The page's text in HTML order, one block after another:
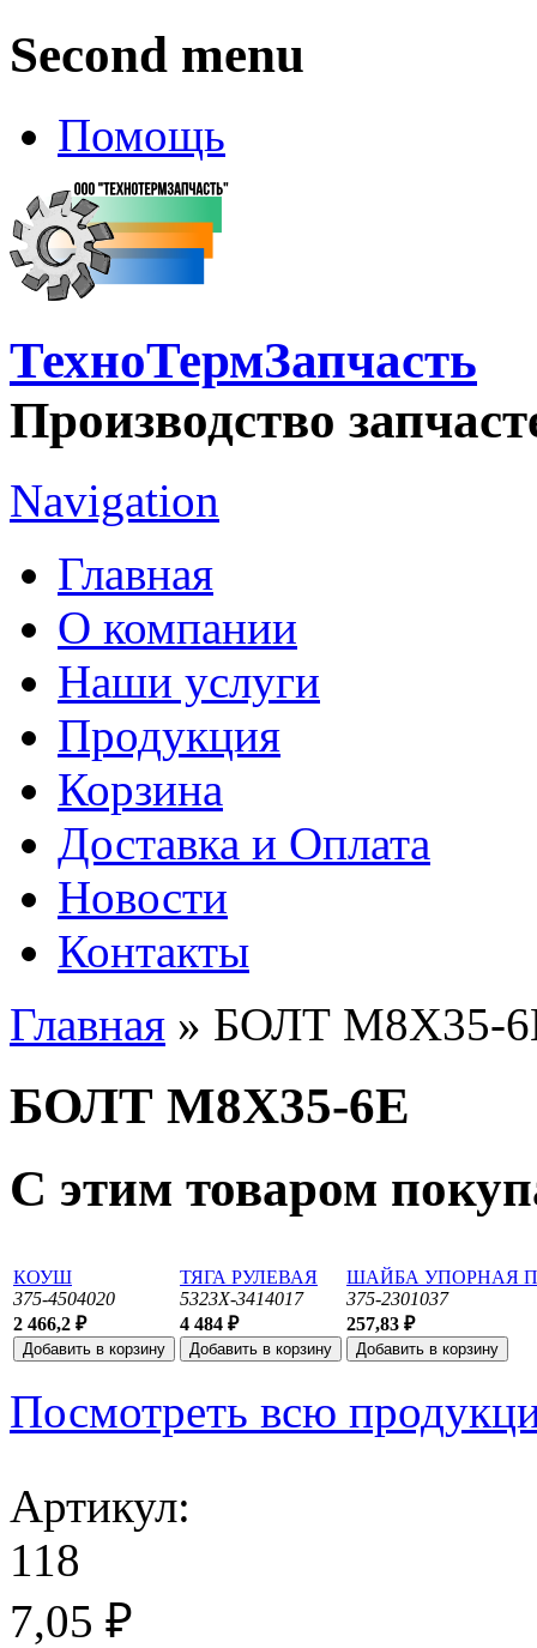
Second menu
Помощь
ТехноТермЗапчасть
Производство
Navigation
Главная
О компании
Наши услуги
Продукция
Корзина
Доставка и Оплата
Новости
Контакты
Вы здесь
Главная » БОЛТ М8Х35-
БОЛТ М8Х35-6Е
С этим товаром
КОУШ
375-4504020
2 466,2 ₽
ТЯГА РУЛЕВАЯ
5323Х-3414017
4 484 ₽
ШАЙБА УПОРНАЯ
375-2301037
257,83 ₽
Посмотреть всю
Артикул:
118
7,05 ₽